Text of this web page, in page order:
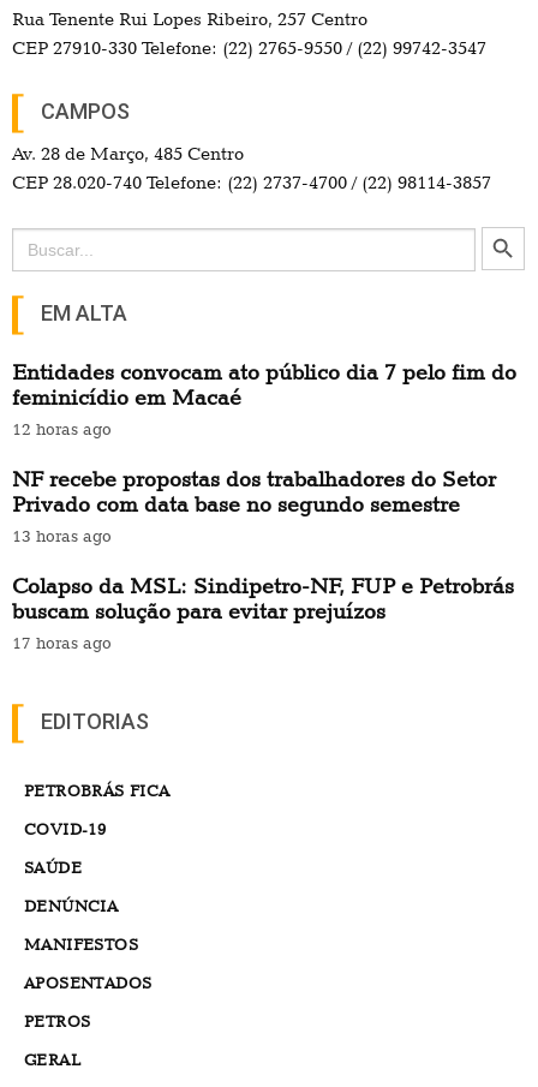
Rua Tenente Rui Lopes Ribeiro, 257 Centro
CEP 27910-330 Telefone: (22) 2765-9550 / (22) 99742-3547
CAMPOS
Av. 28 de Março, 485 Centro
CEP 28.020-740 Telefone: (22) 2737-4700 / (22) 98114-3857
Search
for:
Search Button
EM ALTA
Entidades convocam ato público dia 7 pelo fim do
feminicídio em Macaé
12 horas ago
NF recebe propostas dos trabalhadores do Setor
Privado com data base no segundo semestre
13 horas ago
Colapso da MSL: Sindipetro-NF, FUP e Petrobrás
buscam solução para evitar prejuízos
17 horas ago
EDITORIAS
PETROBRÁS FICA
COVID-19
SAÚDE
DENÚNCIA
MANIFESTOS
APOSENTADOS
PETROS
GERAL